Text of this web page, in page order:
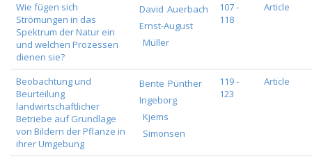
Wie fügen sich
Strömungen in das
Spektrum der Natur ein
und welchen Prozessen
dienen sie?
David Auerbach
Ernst-August
Müller
107 -
118
Article
Beobachtung und
Beurteilung
landwirtschaftlicher
Betriebe auf Grundlage
von Bildern der Pflanze in
ihrer Umgebung
Bente Pünther
Ingeborg
Kjems
Simonsen
119 -
123
Article